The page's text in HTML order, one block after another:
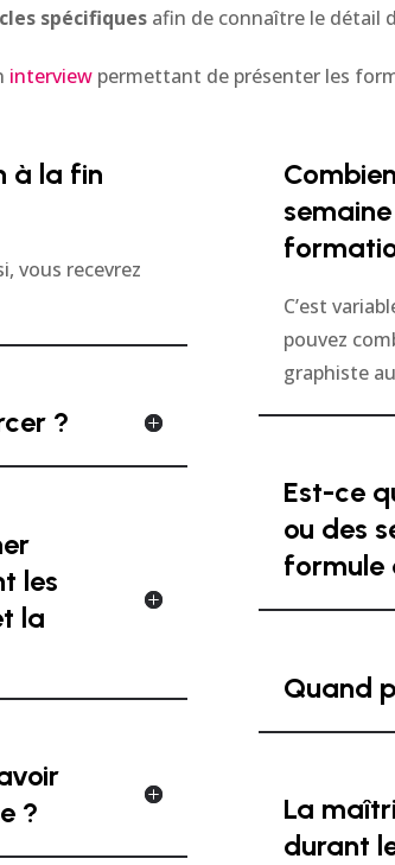
spécifiquesafin de connaître le détail
interviewpermettant de présenter les
à la fin
vous recevrez
?
les
la
?
C’est
pouvez
graphiste
Est-ce
ou des
formule
Quand
La
durant